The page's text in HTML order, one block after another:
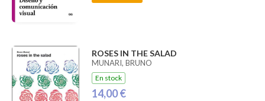
ROSES IN THE SALAD
MUNARI, BRUNO
En stock
14,00 €